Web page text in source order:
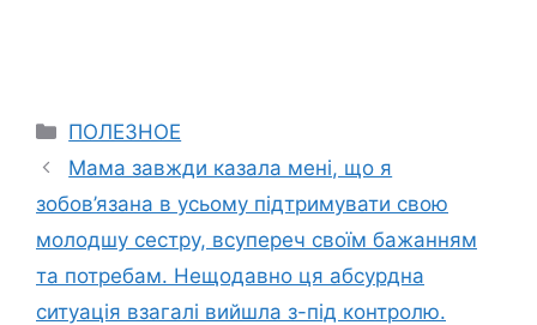
Categories
ПОЛЕЗНОЕ
Мама завжди казала мені, що я
зобов’язана в усьому підтримувати свою
молодшу сестру, всупереч своїм бажанням
та потребам. Нещодавно ця абсурдна
ситуація взагалі вийшла з-під контролю.